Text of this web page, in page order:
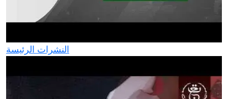
النشرات الرئيسة